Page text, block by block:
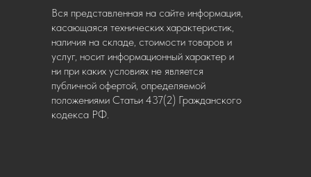
Вся представленная на сайте информация,
касающаяся технических характеристик,
наличия на складе, стоимости товаров и
услуг, носит информационный характер и
ни при каких условиях не является
публичной офертой, определяемой
положениями Статьи 437(2) Гражданского
кодекса РФ.